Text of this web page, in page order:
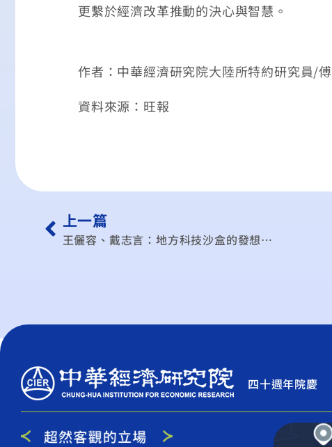
更繫於經濟改革推動的決心與智慧。
作者：中華經濟研究院大陸所特約研究員/
資料來源：旺報
上一篇
王儷容、戴志言：地方科技沙盒的發想…
四十週年院慶